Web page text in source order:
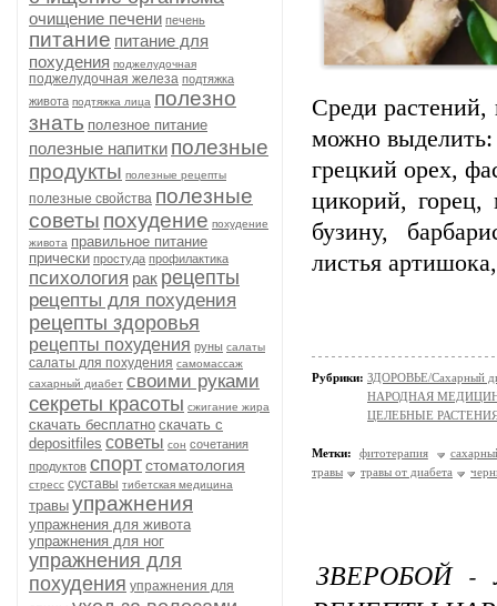
очищение печени печень
питание питание для
похудения поджелудочная
поджелудочная железа подтяжка
живота подтяжка лица полезно
знать полезное питание
полезные напитки полезные
продукты полезные рецепты
полезные свойства полезные
советы похудение похудение
живота правильное питание
прически простуда профилактика
психология рак рецепты
рецепты для похудения
рецепты здоровья
рецепты похудения руны салаты
салаты для похудения самомассаж
сахарный диабет своими руками
секреты красоты сжигание жира
скачать бесплатно скачать с
depositfiles советы сон сочетания
продуктов спортстоматология
стресс суставы тибетская медицина
травы упражнения
упражнения для живота
упражнения для ног
упражнения для
похудения упражнения для
Среди растений,
можно выделить:
грецкий орех,
цикорий,
бузину,
листья
Рубрики: ЗДОРОВЬЕ/Сахарный
НАРОДНАЯ
ЦЕЛЕБНЫЕ
Метки: фитотерапия
травы
травы от диабета
ЗВЕРОБОЙ -